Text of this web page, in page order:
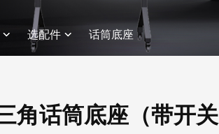
选配件 话筒底座
角话筒底座（带开